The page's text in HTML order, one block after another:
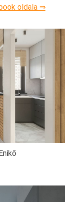
oldala ⇒